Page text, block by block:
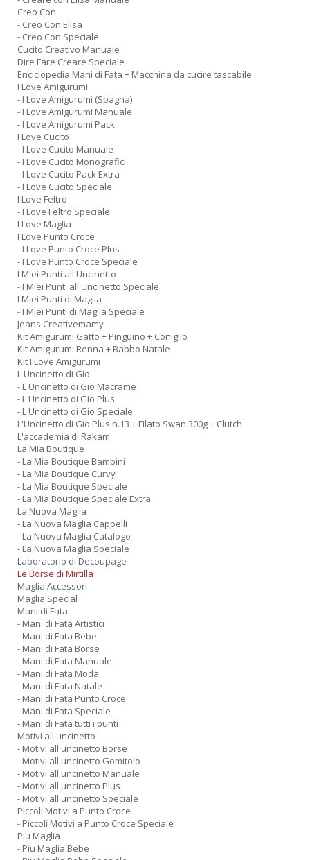
Creo Con
- Creo Con Elisa
- Creo Con Speciale
Cucito Creativo Manuale
Dire Fare Creare Speciale
Enciclopedia Mani di Fata + Macchina da cucire tascabile
I Love Amigurumi
- I Love Amigurumi (Spagna)
- I Love Amigurumi Manuale
- I Love Amigurumi Pack
I Love Cucito
- I Love Cucito Manuale
- I Love Cucito Monografici
- I Love Cucito Pack Extra
- I Love Cucito Speciale
I Love Feltro
- I Love Feltro Speciale
I Love Maglia
I Love Punto Croce
- I Love Punto Croce Plus
- I Love Punto Croce Speciale
I Miei Punti all Uncinetto
- I Miei Punti all Uncinetto Speciale
I Miei Punti di Maglia
- I Miei Punti di Maglia Speciale
Jeans Creativemamy
Kit Amigurumi Gatto + Pinguino + Coniglio
Kit Amigurumi Renna + Babbo Natale
Kit I Love Amigurumi
L Uncinetto di Gio
- L Uncinetto di Gio Macrame
- L Uncinetto di Gio Plus
- L Uncinetto di Gio Speciale
L'Uncinetto di Gio Plus n.13 + Filato Swan 300g + Clutch
L'accademia di Rakam
La Mia Boutique
- La Mia Boutique Bambini
- La Mia Boutique Curvy
- La Mia Boutique Speciale
- La Mia Boutique Speciale Extra
La Nuova Maglia
- La Nuova Maglia Cappelli
- La Nuova Maglia Catalogo
- La Nuova Maglia Speciale
Laboratorio di Decoupage
Le Borse di Mirtilla
Maglia Accessori
Maglia Special
Mani di Fata
- Mani di Fata Artistici
- Mani di Fata Bebe
- Mani di Fata Borse
- Mani di Fata Manuale
- Mani di Fata Moda
- Mani di Fata Natale
- Mani di Fata Punto Croce
- Mani di Fata Speciale
- Mani di Fata tutti i punti
Motivi all uncinetto
- Motivi all uncinetto Borse
- Motivi all uncinetto Gomitolo
- Motivi all uncinetto Manuale
- Motivi all uncinetto Plus
- Motivi all uncinetto Speciale
Piccoli Motivi a Punto Croce
- Piccoli Motivi a Punto Croce Speciale
Piu Maglia
- Piu Maglia Bebe